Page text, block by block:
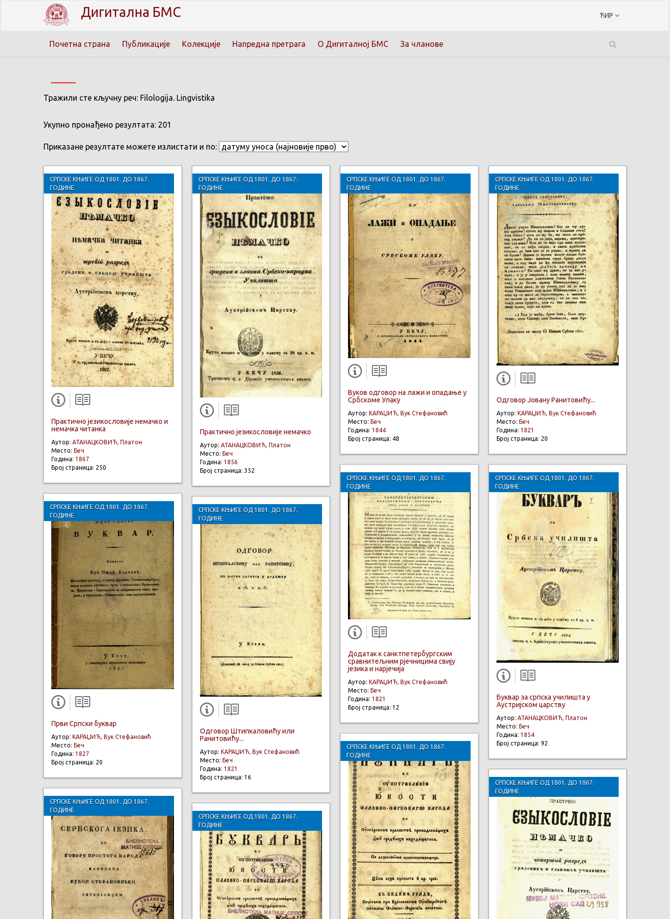
Дигитална БМС ЋИР
Почетна страна Публикације Колекције Напредна претрага О Дигиталној БМС За чланове
Тражили сте кључну реч: Filologija. Lingvistika
Укупно пронађено резултата: 201
Приказане резултате можете излистати и по:
СРПСКЕ КЊИГЕ ОД 1801. ДО 1867.
ГОДИНЕ
Практично језикословије немачко и
немачка читанка
Аутор: АТАНАЦКОВИЋ, Платон
Место: Беч
Година: 1867
Број страница: 250
СРПСКЕ КЊИГЕ ОД 1801. ДО 1867.
ГОДИНЕ
Први Српски буквар
Аутор: КАРАЏИЋ, Вук Стефановић
Место: Беч
Година: 1827
Број страница: 20
СРПСКЕ КЊИГЕ ОД 1801. ДО 1867.
ГОДИНЕ
СРПСКЕ КЊИГЕ ОД 1801. ДО 1867.
ГОДИНЕ
Практично језикословије немачко
Аутор: АТАНАЦКОВИЋ, Платон
Место: Беч
Година: 1856
Број страница: 352
СРПСКЕ КЊИГЕ ОД 1801. ДО 1867.
ГОДИНЕ
Одговор Штипкаловићу или
Ранитовићу...
Аутор: КАРАЏИЋ, Вук Стефановић
Место: Беч
Година: 1821
Број страница: 16
СРПСКЕ КЊИГЕ ОД 1801. ДО 1867.
ГОДИНЕ
СРПСКЕ КЊИГЕ ОД 1801. ДО 1867.
ГОДИНЕ
Вуков одговор на лажи и опадање у
Србскоме Улаку
Аутор: КАРАЏИЋ, Вук Стефановић
Место: Беч
Година: 1844
Број страница: 48
СРПСКЕ КЊИГЕ ОД 1801. ДО 1867.
ГОДИНЕ
Додатак к санктпетербургским
сравнитељним рјечницима свију
језика и нарјечија
Аутор: КАРАЏИЋ, Вук Стефановић
Место: Беч
Година: 1821
Број страница: 12
СРПСКЕ КЊИГЕ ОД 1801. ДО 1867.
ГОДИНЕ
СРПСКЕ КЊИГЕ ОД 1801. ДО 1867.
ГОДИНЕ
Одговор Јовану Ранитовићу...
Аутор: КАРАЏИЋ, Вук Стефановић
Место: Беч
Година: 1821
Број страница: 20
СРПСКЕ КЊИГЕ ОД 1801. ДО 1867.
ГОДИНЕ
Буквар за српска училишта у
Аустријском царству
Аутор: АТАНАЦКОВИЋ, Платон
Место: Беч
Година: 1854
Број страница: 92
СРПСКЕ КЊИГЕ ОД 1801. ДО 1867.
ГОДИНЕ